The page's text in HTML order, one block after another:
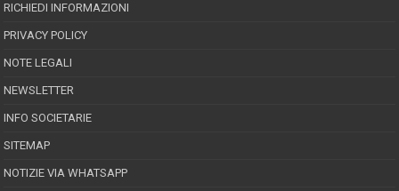
RICHIEDI INFORMAZIONI
PRIVACY POLICY
NOTE LEGALI
NEWSLETTER
INFO SOCIETARIE
SITEMAP
NOTIZIE VIA WHATSAPP